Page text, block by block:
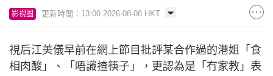
影視圈 更新時間：13:00 2026-08-08 HKT
視后江美儀早前在網上節目批評某合作過的港姐「食
相肉酸」、「唔識揸筷子」，更認為是「冇家教」表